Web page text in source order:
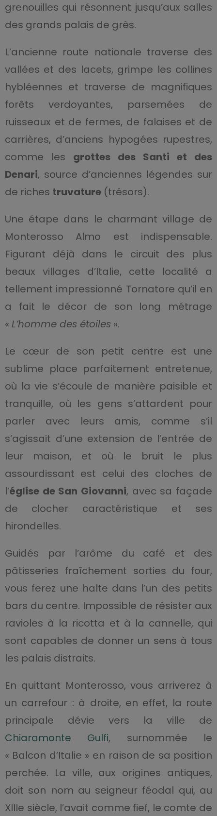
grenouilles qui résonnent jusqu’aux salles
des grands palais de grès.
L’ancienne route nationale traverse des
vallées et des lacets, grimpe les collines
hybléennes et traverse de magnifiques
forêts verdoyantes, parsemées de
ruisseaux et de fermes, de falaises et de
carrières, d’anciens hypogées rupestres,
comme les grottes des Santi et des
Denari, source d’anciennes légendes sur
de riches truvature(trésors).
Une étape dans le charmant village de
Monterosso Almo est indispensable.
Figurant déjà dans le circuit des plus
beaux villages d’Italie, cette localité a
tellement impressionné Tornatore qu’il en
a fait le décor de son long métrage
« L’homme des étoiles».
Le cœur de son petit centre est une
sublime place parfaitement entretenue,
où la vie s’écoule de manière paisible et
tranquille, où les gens s’attardent pour
parler avec leurs amis, comme s’il
s’agissait d’une extension de l’entrée de
leur maison, et où le bruit le plus
assourdissant est celui des cloches de
l’église de San Giovanni, avec sa façade
de clocher caractéristique et ses
hirondelles.
Guidés par l’arôme du café et des
pâtisseries fraîchement sorties du four,
vous ferez une halte dans l’un des petits
bars du centre. Impossible de résister aux
ravioles à la ricotta et à la cannelle, qui
sont capables de donner un sens à tous
les palais distraits.
En quittant Monterosso, vous arriverez à
un carrefour : à droite, en effet, la route
principale dévie vers la ville de
Chiaramonte Gulfi, surnommée le
« Balcon d’Italie » en raison de sa position
perchée. La ville, aux origines antiques,
doit son nom au seigneur féodal qui, au
XIIIe siècle, l’avait comme fief, le comte de